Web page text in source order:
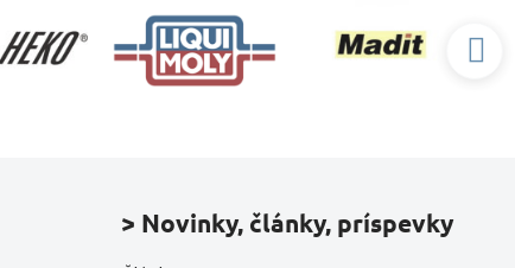
> Novinky, články, príspevky